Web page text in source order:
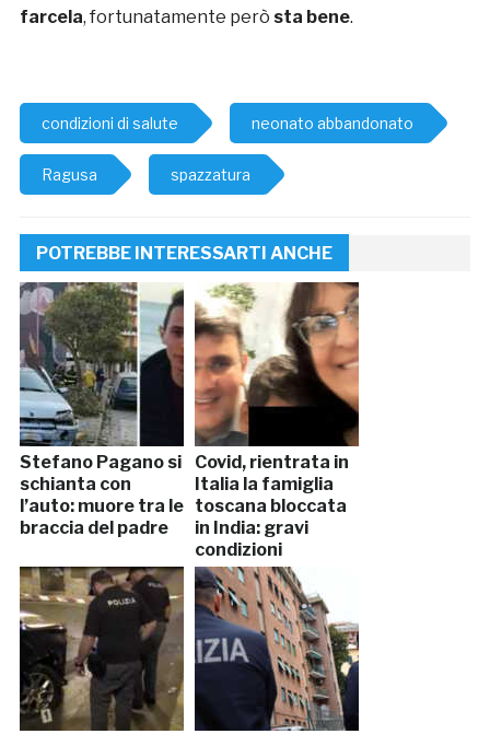
farcela, fortunatamente però sta bene.
condizioni di salute neonato abbandonato
Ragusa spazzatura
POTREBBE INTERESSARTI ANCHE
Stefano Pagano si
schianta con
l’auto: muore tra le
braccia del padre
Covid, rientrata in
Italia la famiglia
toscana bloccata
in India: gravi
condizioni